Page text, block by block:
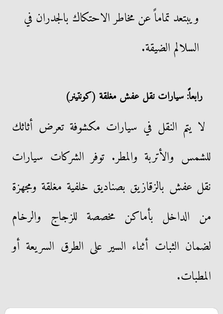
ويبتعد تماماً عن مخاطر الاحتكاك بالجدران في
السلالم الضيقة.
رابعاً: سيارات نقل عفش مغلقة (كونتينر)
لا يتم النقل في سيارات مكشوفة تعرض أثاثك
للشمس والأتربة والمطر. توفر الشركات سيارات
نقل عفش بالزقازيق بصناديق خلفية مغلقة ومجهزة
من الداخل بأماكن مخصصة للزجاج والرخام
لضمان الثبات أثناء السير على الطرق السريعة أو
المطبات.